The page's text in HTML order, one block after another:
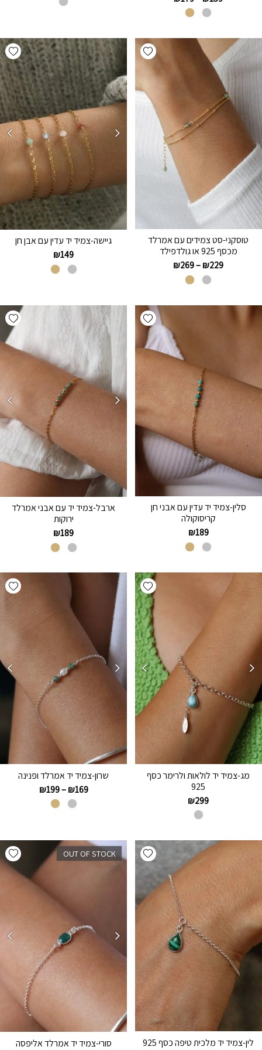
Add wishlist
טוסקני-סט צמידים עם אמרלד
מכסף 925 או גולדפילד
₪229
–
₪269
גיישה-צמיד יד עדין עם אבן חן
₪149
Add wishlist
סלין-צמיד יד עדין עם אבני חן
קריסוקולה
₪189
ארבל-צמיד יד עם אבני אמרלד
ירוקות
₪189
Add wishlist
מג-צמיד יד לולאות ולרימר כסף
925
₪299
שרון-צמיד יד אמרלד ופנינה
₪169
–
₪199
Add wishlist
לין-צמיד יד מלכית טיפה כסף 925
OUT OF STOCK
סורי-צמיד יד אמרלד אליפסה